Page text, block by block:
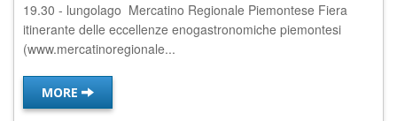
19.30 - lungolago Mercatino Regionale Piemontese Fiera
itinerante delle eccellenze enogastronomiche piemontesi
(www.mercatinoregionale...
MORE